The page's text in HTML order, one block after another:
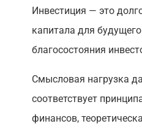
Инвестиция — это
капитала для
благосостояния
Смысловая нагрузка
соответствует
финансов,